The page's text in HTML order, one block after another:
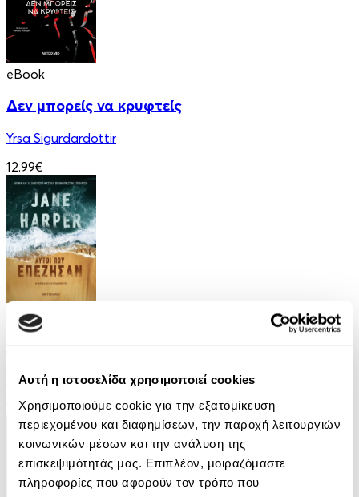
Αυτή η ιστοσελίδα χρησιμοποιεί cookies
Χρησιμοποιούμε cookie για την εξατομίκευση
περιεχομένου και διαφημίσεων, την παροχή λειτουργιών
κοινωνικών μέσων και την ανάλυση της
επισκεψιμότητάς μας. Επιπλέον, μοιραζόμαστε
πληροφορίες που αφορούν τον τρόπο που
eBook
Δεν μπορείς να κρυφτείς
Yrsa Sigurdardottir
12.99€
eBook
Jane Harper
10.99€